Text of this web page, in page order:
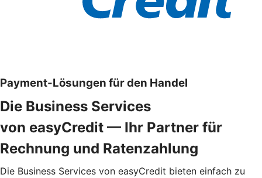
Payment-Lösungen für den Handel
Die Business Services
von easyCredit — Ihr Partner für
Rechnung und Ratenzahlung
Die Business Services von easyCredit bieten einfach zu